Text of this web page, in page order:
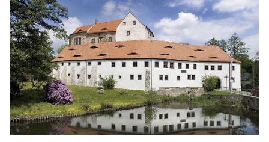
den
Betrieb
der
Seite
notwendig
sind
(funktionale
Cookies),
sowie
solche,